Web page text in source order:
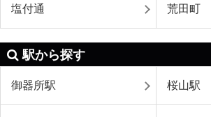
塩付通 荒田町
駅から探す
御器所駅 桜山駅